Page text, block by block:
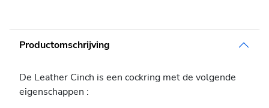
Productomschrijving
De Leather Cinch is een cockring met de volgende
eigenschappen :